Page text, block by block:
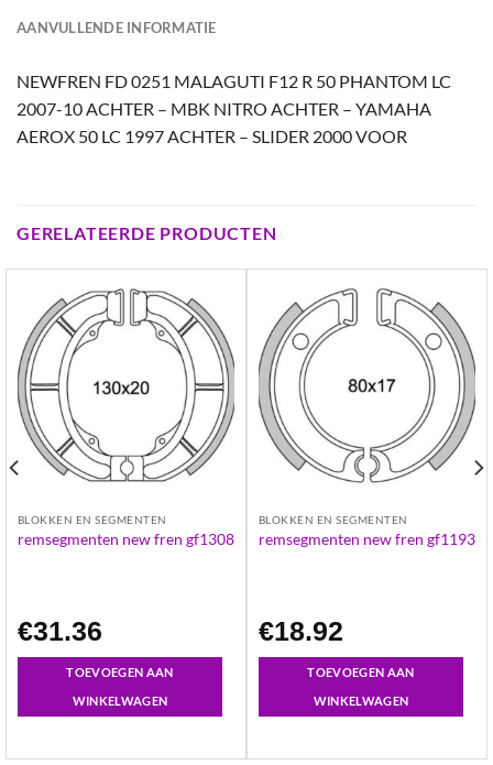
AANVULLENDE INFORMATIE
NEWFREN FD 0251 MALAGUTI F12 R 50 PHANTOM LC
2007-10 ACHTER – MBK NITRO ACHTER – YAMAHA
AEROX 50 LC 1997 ACHTER – SLIDER 2000 VOOR
GERELATEERDE PRODUCTEN
BLOKKEN EN SEGMENTEN
remsegmenten new fren gf1308
€31.36
TOEVOEGEN AAN
WINKELWAGEN
BLOKKEN EN SEGMENTEN
remsegmenten new fren gf1193
€18.92
TOEVOEGEN AAN
WINKELWAGEN